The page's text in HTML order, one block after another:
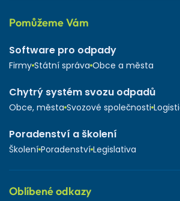
Pomůžeme Vám
Software pro odpady
Firmy Státní správa Obce a města
Chytrý systém svozu odpadů
Obce, města Svozové společnosti
Poradenství a školení
Školení Poradenství Legislativa
Oblíbené odkazy